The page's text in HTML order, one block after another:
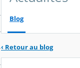
Blog
‹ Retour au blog